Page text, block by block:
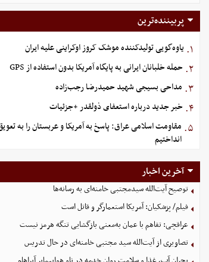
پربیننده‌ترین
۱. یاوه‌گویی تولیدکننده موشک کروز اوکراینی علیه ایران
۲. حمله خلبانان ایرانی به پایگاه آمریکا بدون استفاده از GPS
۳. مداحی بسیجی شهید حمیدرضا رجب‌زاده
۴. خبر جدید درباره استعفای ذولقدر +جزئیات
۵. مقاومت اسلامی عراق: پاسخ به آمریکا و عربستان را به
انداختیم
آخرین اخبار
توصیح آیت‌الله سیدمجتبی خامنه‌ای به رسانه‌ها
فیلم/ پزشکیان: آمریکا استعمارگر و قاتل است
عراقچی: تفاهم با عمان به‌معنی بازگشایی تنگه هرمز نیست
تصاویری از آیت‌الله سید مجتبی خامنه‌ای در حال تدریس